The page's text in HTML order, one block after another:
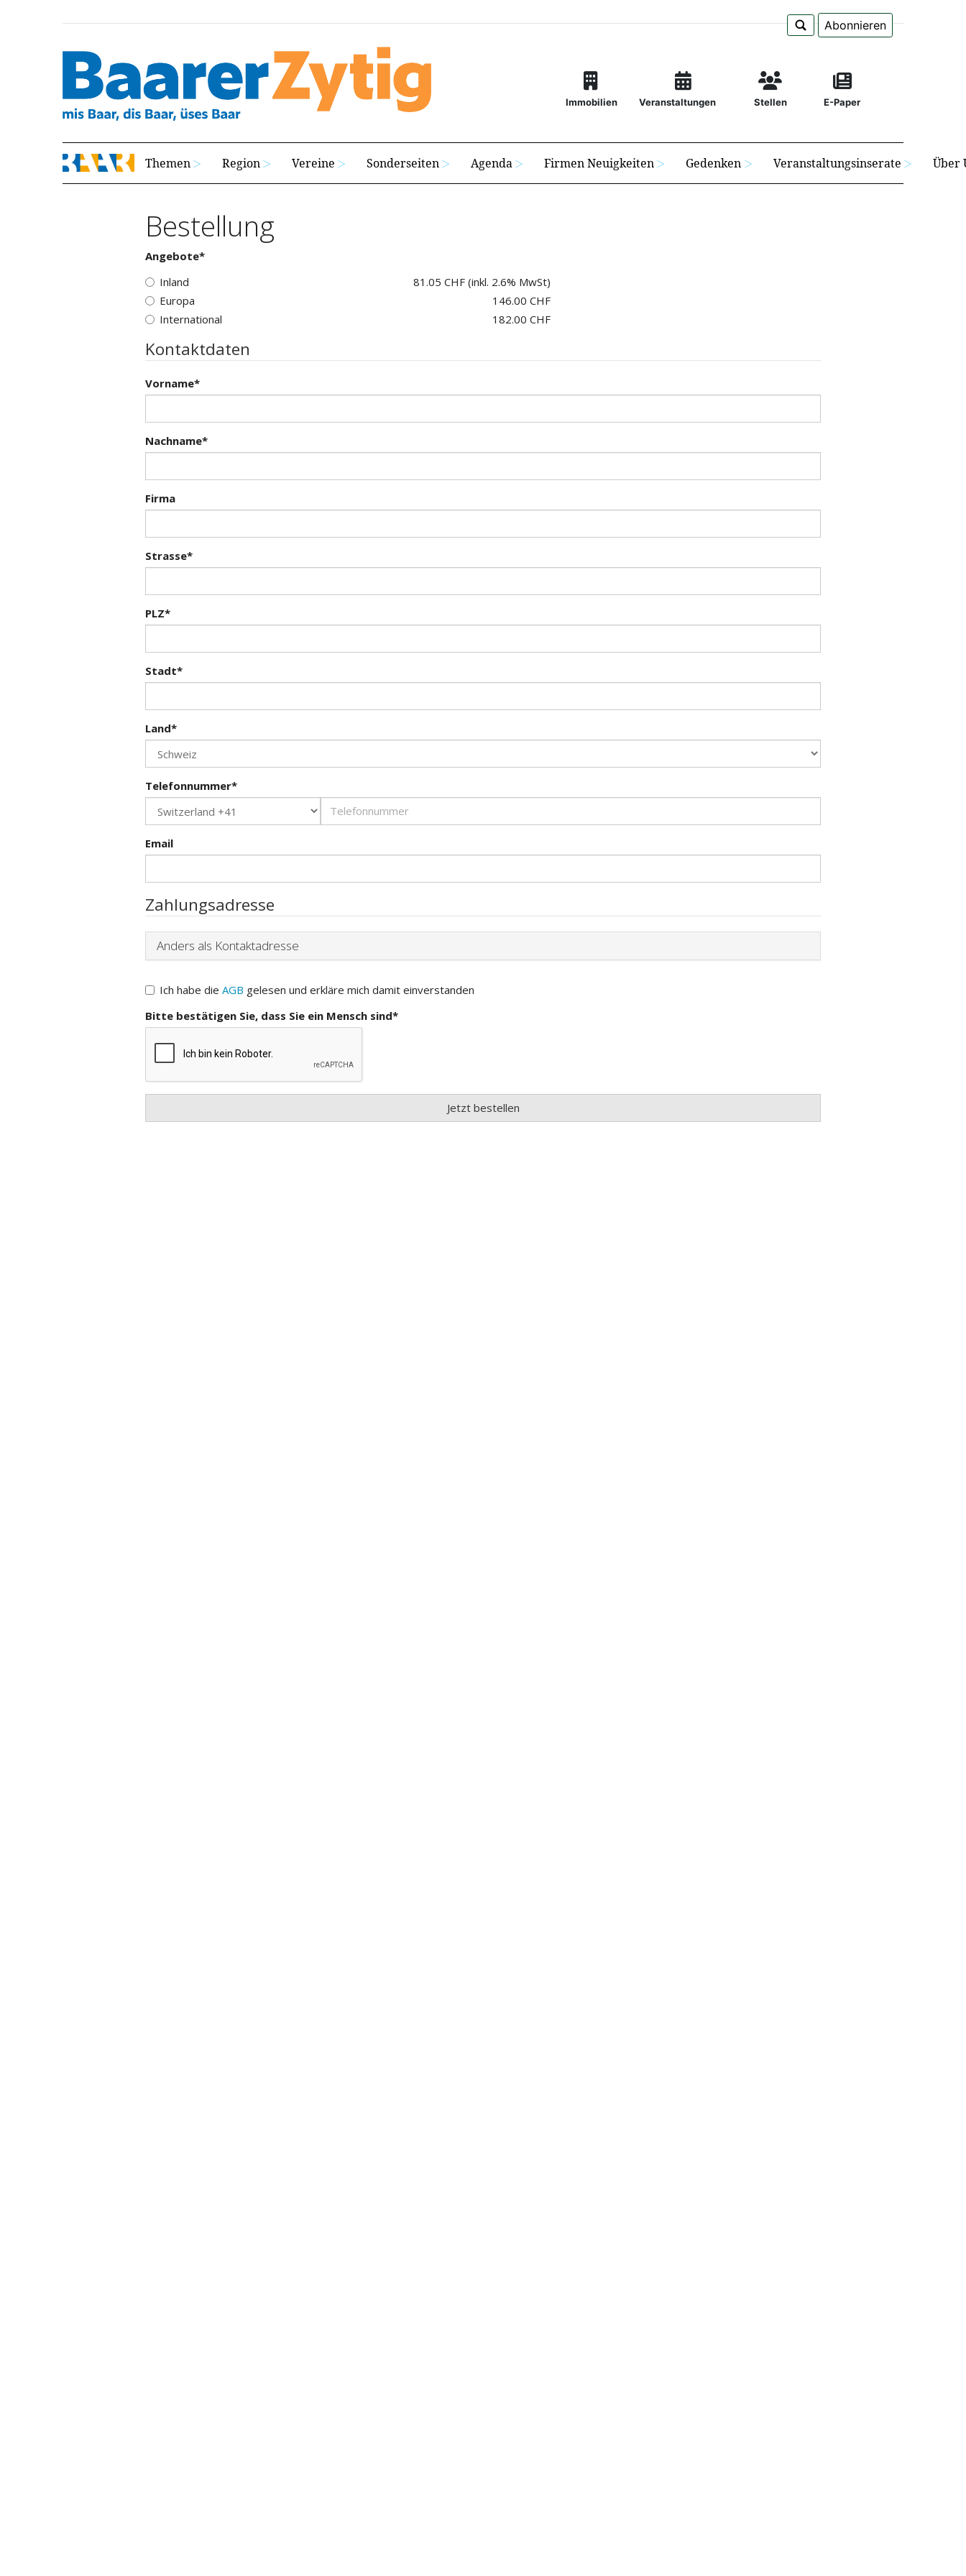
Abonnieren
Immobilien Veranstaltungen Stellen E-Paper
Themen Region Vereine Sonderseiten Agenda Firmen Neuigkeiten Gedenken Veranstaltungsinserate Über